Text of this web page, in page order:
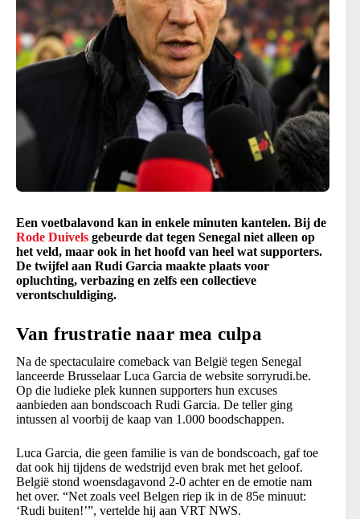
Een voetbalavond kan in enkele minuten kantelen. Bij de
Rode Duivels gebeurde dat tegen Senegal niet alleen op
het veld, maar ook in het hoofd van heel wat supporters.
De twijfel aan Rudi Garcia maakte plaats voor
opluchting, verbazing en zelfs een collectieve
verontschuldiging.
Van frustratie naar mea culpa
Na de spectaculaire comeback van België tegen Senegal
lanceerde Brusselaar Luca Garcia de website sorryrudi.be.
Op die ludieke plek kunnen supporters hun excuses
aanbieden aan bondscoach Rudi Garcia. De teller ging
intussen al voorbij de kaap van 1.000 boodschappen.
Luca Garcia, die geen familie is van de bondscoach, gaf toe
dat ook hij tijdens de wedstrijd even brak met het geloof.
België stond woensdagavond 2-0 achter en de emotie nam
het over. “Net zoals veel Belgen riep ik in de 85e minuut:
‘Rudi buiten!’”, vertelde hij aan VRT NWS.